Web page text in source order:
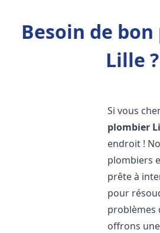
Besoin de
Lille ?
Si vous
plombier
endroit !
plombiers
prête à
pour
problèmes
offrons